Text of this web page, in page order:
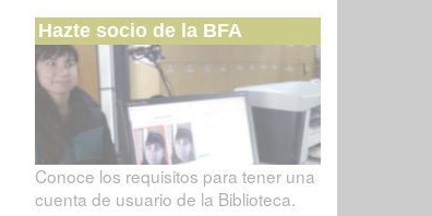
Hazte socio de la BFA
Conoce los requisitos para tener una
cuenta de usuario de la Biblioteca.